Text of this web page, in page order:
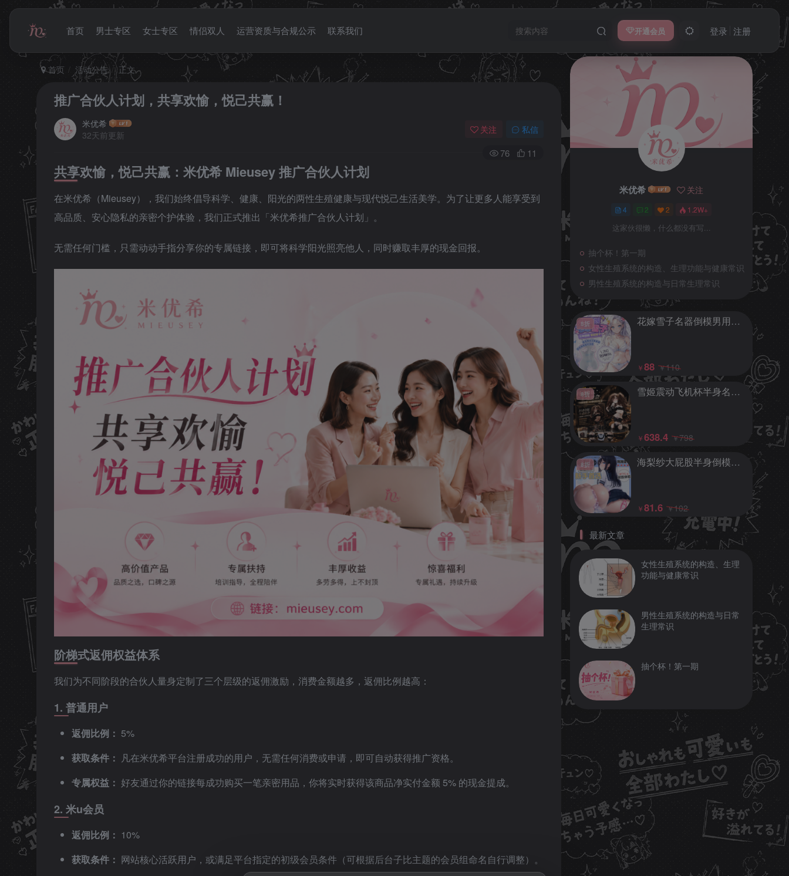
首页 男士专区 女士专区 情侣双人 运营资质与合规公示 联系我们 开通会员 登录 注册
首页 活动公告 正文
推广合伙人计划，共享欢愉，悦己共赢！
米优希
32天前更新
关注 私信
76 11
共享欢愉，悦己共赢：米优希 Mieusey 推广合伙人计划
在米优希（Mieusey），我们始终倡导科学、健康、阳光的两性生殖健康与现代悦己生活美学。为了让更多人能享受到
高品质、安心隐私的亲密个护体验，我们正式推出「米优希推广合伙人计划」。
无需任何门槛，只需动动手指分享你的专属链接，即可将科学阳光照亮他人，同时赚取丰厚的现金回报。
阶梯式返佣权益体系
我们为不同阶段的合伙人量身定制了三个层级的返佣激励，消费金额越多，返佣比例越高：
1. 普通用户
返佣比例： 5%
获取条件： 凡在米优希平台注册成功的用户，无需任何消费或申请，即可自动获得推广资格。
专属权益： 好友通过你的链接每成功购买一笔亲密用品，你将实时获得该商品净实付金额 5% 的现金提成。
2. 米u会员
返佣比例： 10%
获取条件： 网站核心活跃用户，或满足平台指定的初级会员条件（可根据后台子比主题的会员组命名自行调整）。
米优希 关注
4 2 2 1.2W+
这家伙很懒，什么都没有写...
抽个杯！第一期
女性生殖系统的构造、生理功能与健康常识
男性生殖系统的构造与日常生理常识
花嫁雪子名器倒模男用飞机杯阴臀自慰器情趣成人玩具
8折
￥88 ￥110
雪姬震动飞机杯半身名器倒模娃娃成人用品玩具
8折
￥638.4 ￥798
海梨纱大屁股半身倒模名器实体娃娃男用飞机杯自慰器情趣成人玩具
8折
￥81.6 ￥102
最新文章
女性生殖系统的构造、生理
功能与健康常识
男性生殖系统的构造与日常
生理常识
抽个杯！第一期
米优希 关注
这家伙很懒，什么都没有写...
抽个杯！第一期
女性生殖系统的构造、生理功能与健康常识
男性生殖系统的构造与日常生理常识
花嫁雪子名器倒模男用飞机杯阴臀自慰器情趣成人玩具
8折
88 110
雪姬震动飞机杯半身名器倒模娃娃成人用品玩具
8折
￥638.4 798
海梨纱大屁股半身倒模名器实体娃娃男用飞机杯自慰器情趣成人玩具
8折
81.6 102
最新文章
女性生殖系统的构造、生理
功能与健康常识
男性生殖系统的构造与日常
生理常识
抽个杯！第一期